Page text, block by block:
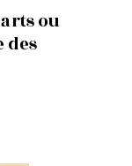
ou
des